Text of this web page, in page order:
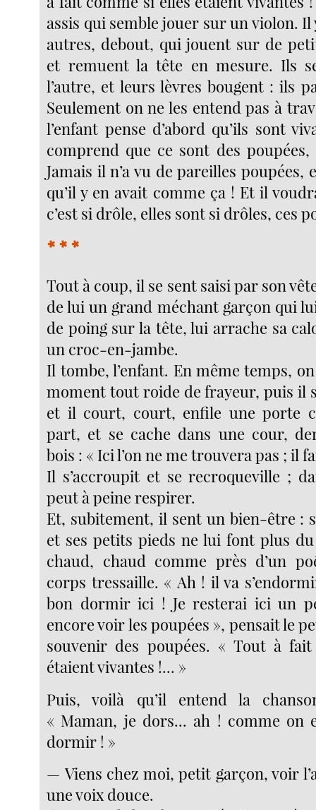
assis qui semble jouer sur un violon. Il
autres, debout, qui jouent sur de
et remuent la tête en mesure. Ils
l’autre, et leurs lèvres bougent : ils
Seulement on ne les entend pas à
l’enfant pense d’abord qu’ils sont
comprend que ce sont des
Jamais il n’a vu de pareilles poupées,
qu’il y en avait comme ça ! Et il
c’est si drôle, elles sont si drôles, ces
* * *
Tout à coup, il se sent saisi par son
de lui un grand méchant garçon qui
de poing sur la tête, lui arrache sa
un croc-en-jambe.
Il tombe, l’enfant. En même temps,
moment tout roide de frayeur, puis il
et il court, court, enfile une porte
part, et se cache dans une cour,
bois : « Ici l’on ne me trouvera pas ; il
Il s’accroupit et se recroqueville ;
peut à peine respirer.
Et, subitement, il sent un bien-être :
et ses petits pieds ne lui font plus
chaud, chaud comme près d’un
corps tressaille. « Ah ! il va
bon dormir ici ! Je resterai ici un
encore voir les poupées », pensait le
souvenir des poupées. « Tout à
étaient vivantes !... »
Puis, voilà qu’il entend la
« Maman, je dors... ah ! comme on
dormir ! »
— Viens chez moi, petit garçon, voir
une voix douce.